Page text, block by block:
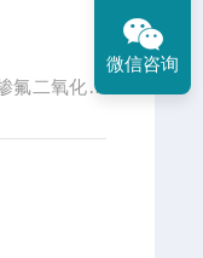
氟二氧化硅
微信咨询